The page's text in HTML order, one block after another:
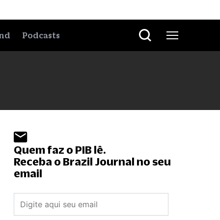
Podcasts
Quem faz o PIB lê.
Receba o Brazil Journal no seu
email